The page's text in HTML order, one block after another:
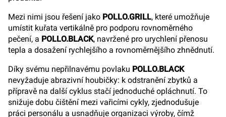
Mezi nimi jsou řešení jako POLLO.GRILL, které umožňuje
umístit kuřata vertikálně pro podporu rovnoměrného
pečení, a POLLO.BLACK, navržené pro urychlení přenosu
tepla a dosažení rychlejšího a rovnoměrnějšího zhnědnutí.
Díky svému nepřilnavému povlaku POLLO.BLACK
nevyžaduje abrazivní houbičky: k odstranění zbytků a
přípravě na další cyklus stačí jednoduché opláchnutí. To
snižuje dobu čištění mezi vařicími cykly, zjednodušuje
práci personálu a usnadňuje organizaci výroby, čímž